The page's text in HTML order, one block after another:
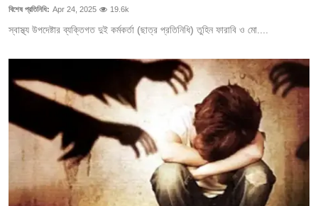
বিশেষ প্রতিনিধি: Apr 24, 2025 19.6k
স্বাস্থ্য উপদেষ্টার ব্যক্তিগত দুই কর্মকর্তা (ছাত্র প্রতিনিধি) তুহিন ফারাবি ও মো....